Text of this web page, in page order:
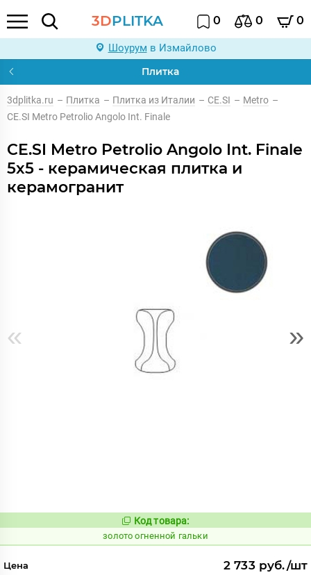
3DPLITKA 0 0 0
Шоурум в Измайлово
Плитка
3dplitka.ru – Плитка – Плитка из Италии – CE.SI – Metro –
CE.SI Metro Petrolio Angolo Int. Finale
CE.SI Metro Petrolio Angolo Int. Finale
5x5 - керамическая плитка и
керамогранит
« »
Код:
523890
Код товара:
золото огненной гальки
Цена 2 733 руб./шт